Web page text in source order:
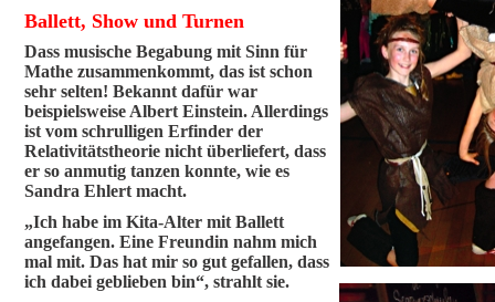
Ballett, Show und Turnen
Dass musische Begabung mit Sinn für
Mathe zusammenkommt, das ist schon
sehr selten! Bekannt dafür war
beispielsweise Albert Einstein. Allerdings
ist vom schrulligen Erfinder der
Relativitätstheorie nicht überliefert, dass
er so anmutig tanzen konnte, wie es
Sandra Ehlert macht.
„Ich habe im Kita-Alter mit Ballett
angefangen. Eine Freundin nahm mich
mal mit. Das hat mir so gut gefallen, dass
ich dabei geblieben bin“, strahlt sie.